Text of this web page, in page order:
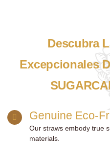
Descubra
Excepcionales
Genuine Eco-
Our straws embody true
materials.